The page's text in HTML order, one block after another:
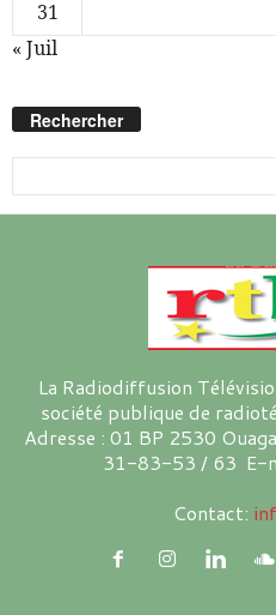
31
« Juil
Rechercher
La Radiodiffusion
société publique de
Adresse : 01 BP 2530
31-83-53 / 63 E-
Contact: